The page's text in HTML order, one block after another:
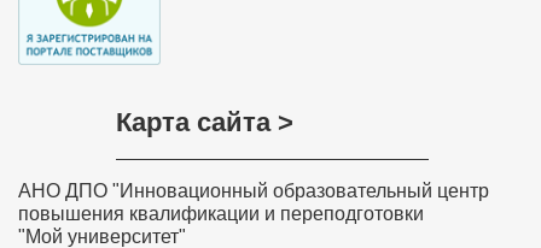
Карта сайта >
АНО ДПО "Инновационный образовательный центр
повышения квалификации и переподготовки
"Мой университет"